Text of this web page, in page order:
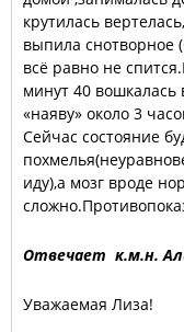
крутилась
выпила снотворное
всё равно не
минут 40 вошкалась
«наяву» около 3
Сейчас состояние
иду),а мозг вроде
Отвечает к.м.н.
Уважаемая Лиза!